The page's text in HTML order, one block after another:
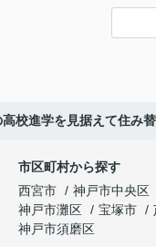
した。
住み替え後
趣味を楽し
これからの
投資家向け
「立地も良
と話され、
になりました
年月が経ち
インフィニ
「レ・ジェ
購入とのタ
明してくださ
校進学を見据えて住み
市区町村から探す
西宮市
神戸市中央区
神戸市灘区
宝塚市
神戸市須磨区